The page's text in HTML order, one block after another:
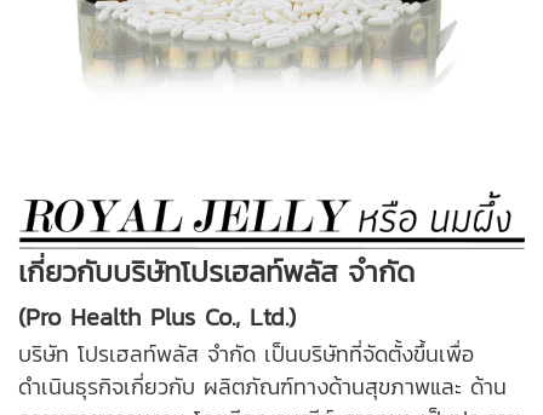
เกี่ยวกับบริษัทโปรเฮลท์พลัส จำกัด
(Pro Health Plus Co., Ltd.)
บริษัท โปรเฮลท์พลัส จำกัด เป็นบริษัทที่จัดตั้งขึ้นเพื่อ
ดำเนินธุรกิจเกี่ยวกับ ผลิตภัณฑ์ทางด้านสุขภาพและ ด้าน